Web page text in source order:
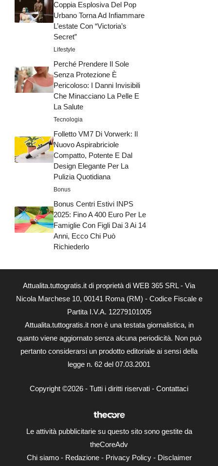
Coppia Esplosiva Del Pop
Urbano Torna Ad Infiammare
L’estate Con “Victoria’s
Secret”
Lifestyle
Perché Prendere Il Sole
Senza Protezione È
Pericoloso: I Danni Invisibili
Che Minacciano La Pelle E
La Salute
Tecnologia
Folletto VM7 Di Vorwerk: Il
Nuovo Aspirabriciole
Compatto, Potente E Dal
Design Elegante Per La
Pulizia Quotidiana
Bonus
Bonus Centri Estivi INPS
2025: Fino A 400 Euro Per Le
Famiglie Con Figli Dai 3 Ai 14
Anni, Ecco Chi Può
Richiederlo
Attualita.tuttogratis.it di proprietà di WEB 365 SRL - Via
Nicola Marchese 10, 00141 Roma (RM) - Codice Fiscale e
Partita I.V.A. 12279101005
Attualita.tuttogratis.it non è una testata giornalistica, in
quanto viene aggiornato senza alcuna periodicità. Non può
pertanto considerarsi un prodotto editoriale ai sensi della
legge n. 62 del 07.03.2001
Copyright ©2026 - Tutti i diritti riservati - Contattaci
Le attività pubblicitarie su questo sito sono gestite da
theCoreAdv
Chi siamo- Redazione- Privacy Policy- Disclaimer